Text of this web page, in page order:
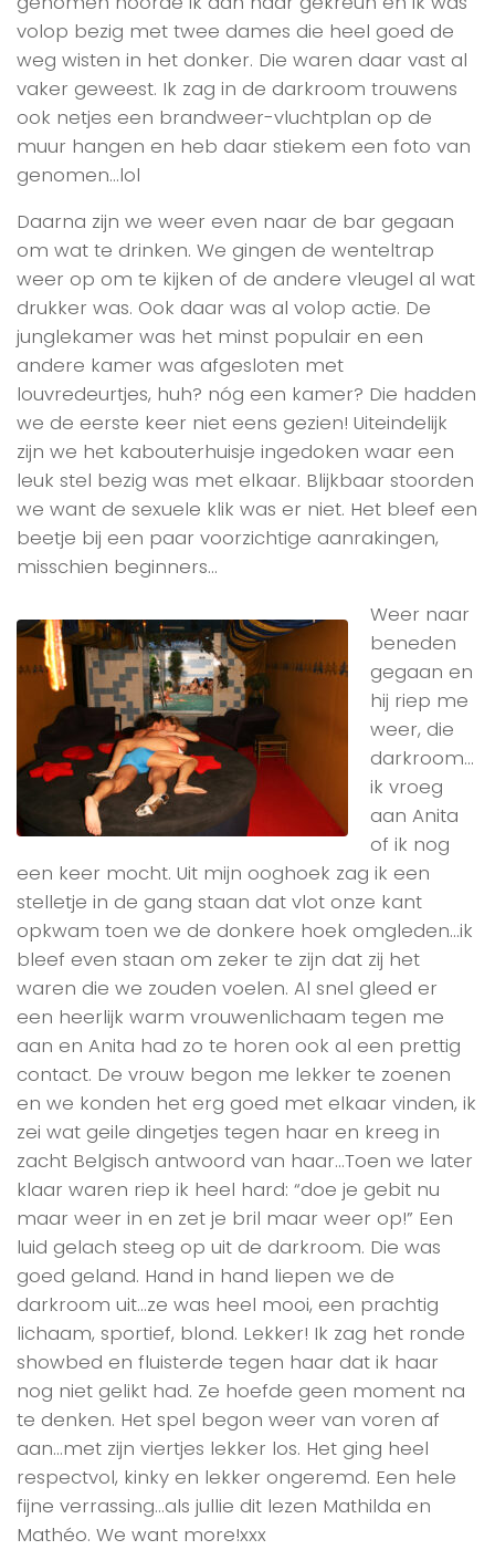
volop bezig met twee dames die heel goed de
weg wisten in het donker. Die waren daar vast al
vaker geweest. Ik zag in de darkroom trouwens
ook netjes een brandweer-vluchtplan op de
muur hangen en heb daar stiekem een foto van
genomen…lol
Daarna zijn we weer even naar de bar gegaan
om wat te drinken. We gingen de wenteltrap
weer op om te kijken of de andere vleugel al wat
drukker was. Ook daar was al volop actie. De
junglekamer was het minst populair en een
andere kamer was afgesloten met
louvredeurtjes, huh? nóg een kamer? Die hadden
we de eerste keer niet eens gezien! Uiteindelijk
zijn we het kabouterhuisje ingedoken waar een
leuk stel bezig was met elkaar. Blijkbaar stoorden
we want de sexuele klik was er niet. Het bleef een
beetje bij een paar voorzichtige aanrakingen,
misschien beginners…
Weer naar
beneden
gegaan en
hij riep me
weer, die
darkroom…
ik vroeg
aan Anita
of ik nog
een keer mocht. Uit mijn ooghoek zag ik een
stelletje in de gang staan dat vlot onze kant
opkwam toen we de donkere hoek omgleden…ik
bleef even staan om zeker te zijn dat zij het
waren die we zouden voelen. Al snel gleed er
een heerlijk warm vrouwenlichaam tegen me
aan en Anita had zo te horen ook al een prettig
contact. De vrouw begon me lekker te zoenen
en we konden het erg goed met elkaar vinden, ik
zei wat geile dingetjes tegen haar en kreeg in
zacht Belgisch antwoord van haar…Toen we later
klaar waren riep ik heel hard: “doe je gebit nu
maar weer in en zet je bril maar weer op!” Een
luid gelach steeg op uit de darkroom. Die was
goed geland. Hand in hand liepen we de
darkroom uit…ze was heel mooi, een prachtig
lichaam, sportief, blond. Lekker! Ik zag het ronde
showbed en fluisterde tegen haar dat ik haar
nog niet gelikt had. Ze hoefde geen moment na
te denken. Het spel begon weer van voren af
aan…met zijn viertjes lekker los. Het ging heel
respectvol, kinky en lekker ongeremd. Een hele
fijne verrassing…als jullie dit lezen Mathilda en
Mathéo. We want more!xxx